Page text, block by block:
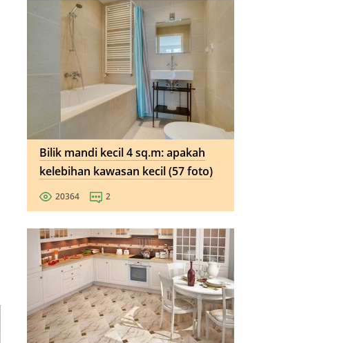
Bilik mandi kecil 4 sq.m: apakah
kelebihan kawasan kecil (57 foto)
20364 2